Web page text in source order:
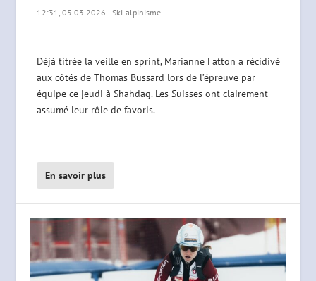
12:31, 05.03.2026 |Ski-alpinisme
Déjà titrée la veille en sprint, Marianne Fatton a récidivé
aux côtés de Thomas Bussard lors de l’épreuve par
équipe ce jeudi à Shahdag. Les Suisses ont clairement
assumé leur rôle de favoris.
En savoir plus